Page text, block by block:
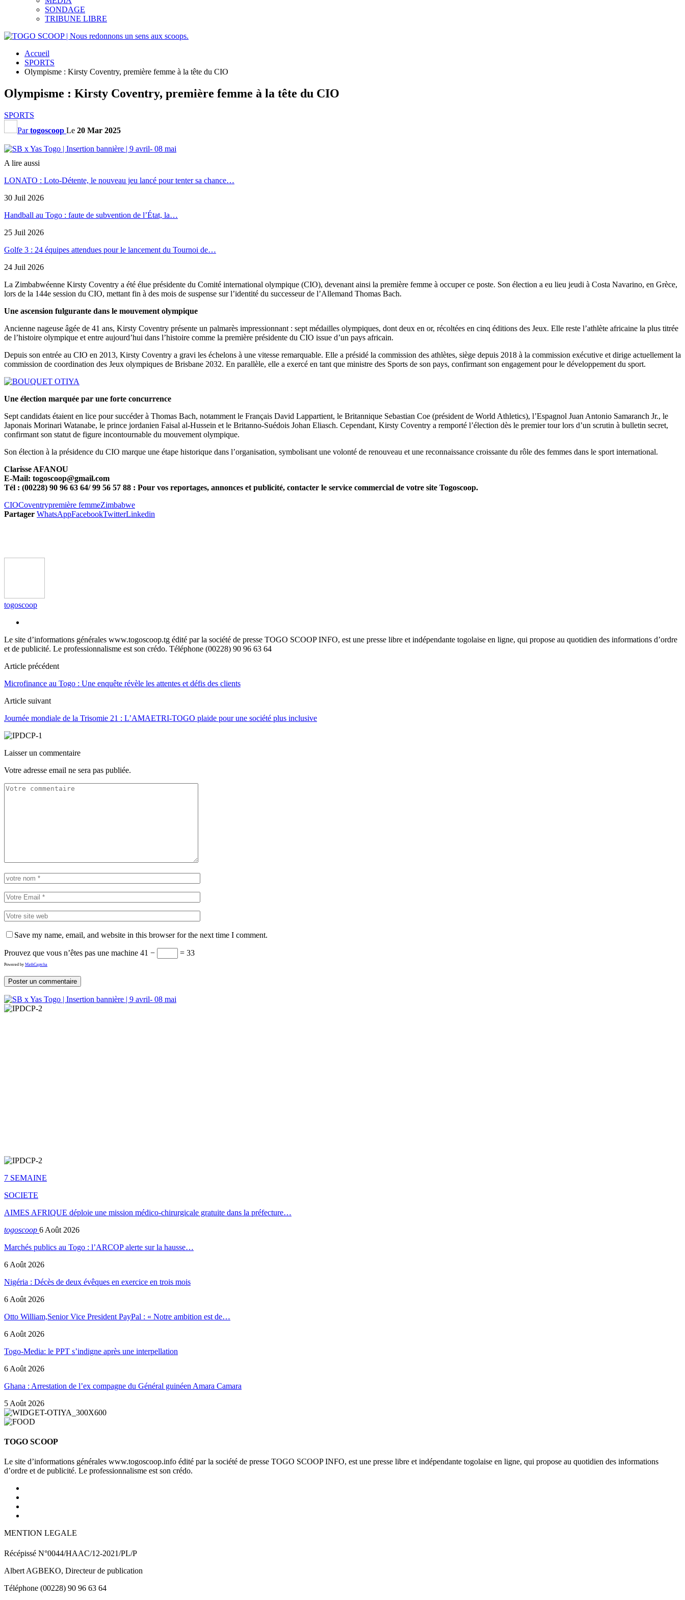
SONDAGE
TRIBUNE LIBRE
Accueil
SPORTS
Olympisme : Kirsty Coventry, première femme à la tête du CIO
Olympisme : Kirsty Coventry, première femme à la tête du CIO
SPORTS
Partogoscoop Le 20 Mar 2025
A lire aussi
LONATO : Loto-Détente, le nouveau jeu lancé pour tenter sa chance…
30 Juil 2026
Handball au Togo : faute de subvention de l’État, la…
25 Juil 2026
Golfe 3 : 24 équipes attendues pour le lancement du Tournoi de…
24 Juil 2026
La Zimbabwéenne Kirsty Coventry a été élue présidente du Comité international olympique (CIO), devenant ainsi la première femme à occuper ce poste. Son élection a eu lieu jeudi à Costa Navarino, en Grèce,
lors de la 144e session du CIO, mettant fin à des mois de suspense sur l’identité du successeur de l’Allemand Thomas Bach.
Une ascension fulgurante dans le mouvement olympique
Ancienne nageuse âgée de 41 ans, Kirsty Coventry présente un palmarès impressionnant : sept médailles olympiques, dont deux en or, récoltées en cinq éditions des Jeux. Elle reste l’athlète africaine la plus titrée
de l’histoire olympique et entre aujourd’hui dans l’histoire comme la première présidente du CIO issue d’un pays africain.
Depuis son entrée au CIO en 2013, Kirsty Coventry a gravi les échelons à une vitesse remarquable. Elle a présidé la commission des athlètes, siège depuis 2018 à la commission exécutive et dirige actuellement la
commission de coordination des Jeux olympiques de Brisbane 2032. En parallèle, elle a exercé en tant que ministre des Sports de son pays, confirmant son engagement pour le développement du sport.
Une élection marquée par une forte concurrence
Sept candidats étaient en lice pour succéder à Thomas Bach, notamment le Français David Lappartient, le Britannique Sebastian Coe (président de World Athletics), l’Espagnol Juan Antonio Samaranch Jr., le
Japonais Morinari Watanabe, le prince jordanien Faisal al-Hussein et le Britanno-Suédois Johan Eliasch. Cependant, Kirsty Coventry a remporté l’élection dès le premier tour lors d’un scrutin à bulletin secret,
confirmant son statut de figure incontournable du mouvement olympique.
Son élection à la présidence du CIO marque une étape historique dans l’organisation, symbolisant une volonté de renouveau et une reconnaissance croissante du rôle des femmes dans le sport international.
Clarisse AFANOU
E-Mail: togoscoop@gmail.com
Tél : (00228) 90 96 63 64/ 99 56 57 88 : Pour vos reportages, annonces et publicité, contacter le service commercial de votre site Togoscoop.
CIOCoventrypremière femmeZimbabwe
Partager WhatsAppFacebookTwitterLinkedin
togoscoop
Le site d’informations générales www.togoscoop.tg édité par la société de presse TOGO SCOOP INFO, est une presse libre et indépendante togolaise en ligne, qui propose au quotidien des informations d’ordre
et de publicité. Le professionnalisme est son crédo. Téléphone (00228) 90 96 63 64
Article précédent
Microfinance au Togo : Une enquête révèle les attentes et défis des clients
Article suivant
Journée mondiale de la Trisomie 21 : L’AMAETRI-TOGO plaide pour une société plus inclusive
Laisser un commentaire
Votre adresse email ne sera pas publiée.
Save my name, email, and website in this browser for the next time I comment.
Prouvez que vous n’êtes pas une machine 41 − = 33
Powered by MathCaptcha
7 SEMAINE
SOCIETE
AIMES AFRIQUE déploie une mission médico-chirurgicale gratuite dans la préfecture…
togoscoop 6 Août 2026
Marchés publics au Togo : l’ARCOP alerte sur la hausse…
6 Août 2026
Nigéria : Décès de deux évêques en exercice en trois mois
6 Août 2026
Otto William,Senior Vice President PayPal : « Notre ambition est de…
6 Août 2026
Togo-Media: le PPT s’indigne après une interpellation
6 Août 2026
Ghana : Arrestation de l’ex compagne du Général guinéen Amara Camara
5 Août 2026
TOGO SCOOP
Le site d’informations générales www.togoscoop.info édité par la société de presse TOGO SCOOP INFO, est une presse libre et indépendante togolaise en ligne, qui propose au quotidien des informations
d’ordre et de publicité. Le professionnalisme est son crédo.
MENTION LEGALE
Récépissé N°0044/HAAC/12-2021/PL/P
Albert AGBEKO, Directeur de publication
Téléphone (00228) 90 96 63 64